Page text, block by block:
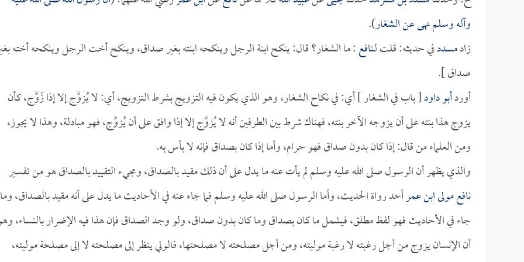
وآله وسلم نهى عن الشغار).
زادمسددفي حديثه: قلت لـنافع: ما الشغار؟ قال: ينكح ابنة الرجل وينكحه ابنته بغير صداق، وينكح أخت الرجل وينكحه أخته
صداق ].
أوردأبو داود[ باب في الشغار ] أي: في نكاح الشغار، وهو الذي يكون فيه التزويج بشرط التزويج، أي: لا يُزوَّج إلا إذا زَوَّج، كأن
يزوج هذا بنته على أن يزوجه الآخر بنته، فهناك شرط بين الطرفين أنه لا يُزوَّج إلا إذا وافق على أن يُزوِّج، فهو مبادلة، وهذا لا يجوز،
ومن العلماء من قال: إذا كان بدون صداق فهو حرام، وأما إذا كان بصداق فإنه لا بأس به.
والذي يظهر أن الرسول صلى الله عليه وسلم لم يأت عنه ما يدل على أن ذلك مقيد بالصداق، ومجيء التقييد بالصداق هو من تفسير
نافع مولى ابن عمرأحد رواة الحديث، وأما الرسول صلى الله عليه وسلم فما جاء عنه في الأحاديث ما يدل على أنه مقيد بالصداق، وما
جاء في الأحاديث فهو لفظ مطلق، فيشمل ما كان بصداق وما كان بدون صداق، ولو وجد الصداق فإن هذا فيه الإضرار بالنساء،
أن الإنسان يزوج من أجل رغبته لا رغبة موليته، ومن أجل مصلحته لا مصلحتها، فالولي ينظر إلى مصلحته لا إلى مصلحة موليته،